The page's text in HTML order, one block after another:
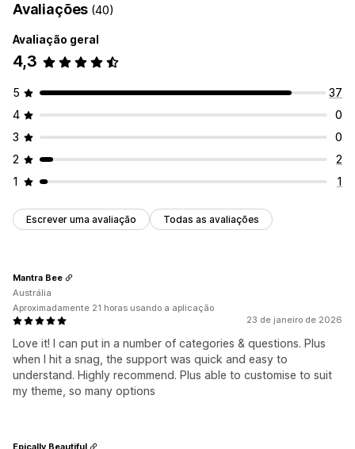
Acordeões Separadores
Página de produto
Reatividade móvel
Tipos de letra e cores personalizados
Avaliações (40)
Avaliação geral
4,3
5
37
4
0
3
0
2
2
1
1
Escrever uma avaliação Todas as avaliações
23 de janeiro de 2026
Love it! I can put in a number of categories & questions. Plus
when I hit a snag, the support was quick and easy to
understand. Highly recommend. Plus able to customise to suit
my theme, so many options
Mantra Bee
Austrália
Aproximadamente 21 horas usando a aplicação
Epically Beautiful